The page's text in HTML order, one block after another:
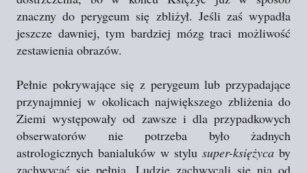
znaczny do perygeum się zbliżył. Jeśli zaś wypadła
jeszcze dawniej, tym bardziej mózg traci możliwość
zestawienia obrazów.
Pełnie pokrywające się z perygeum lub przypadające
przynajmniej w okolicach największego zbliżenia do
Ziemi występowały od zawsze i dla przypadkowych
obserwatorów nie potrzeba było żadnych
astrologicznych banialuków w stylu super-księżyca by